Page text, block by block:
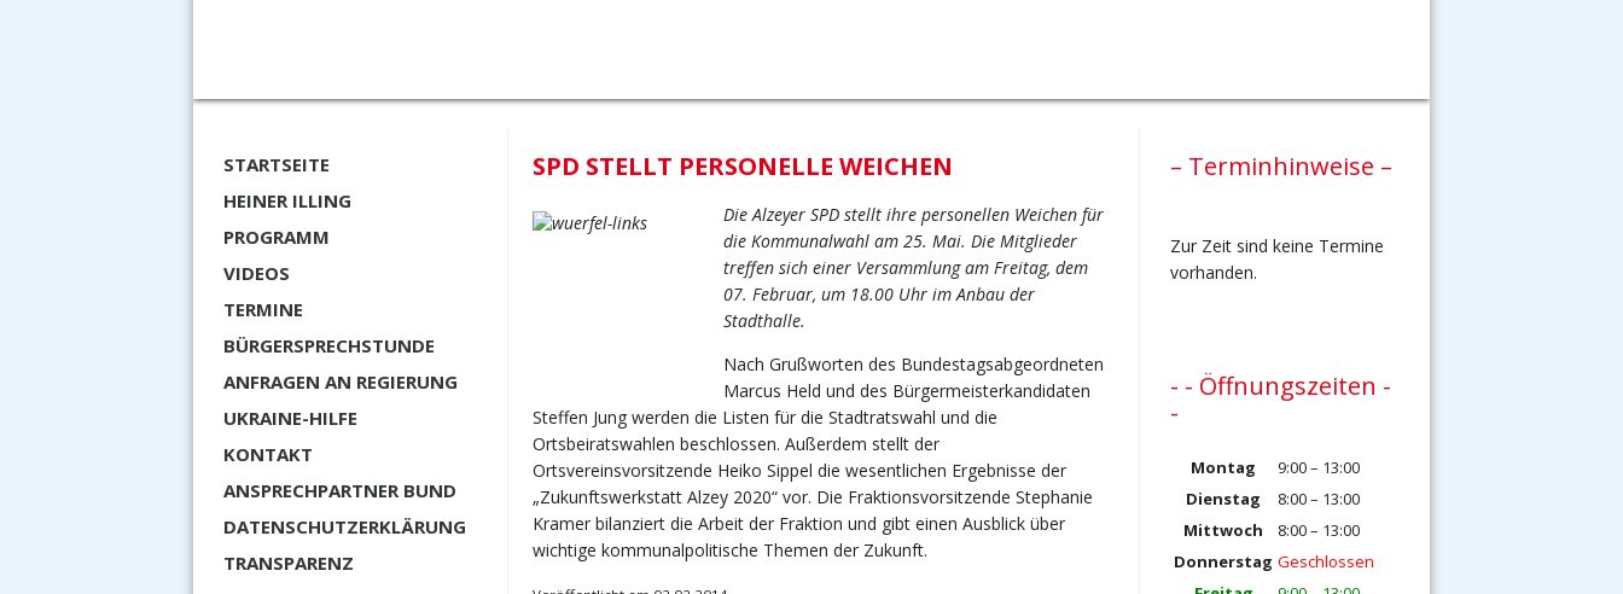
STARTSEITE
HEINER ILLING
PROGRAMM
VIDEOS
TERMINE
BÜRGERSPRECHSTUNDE
ANFRAGEN AN REGIERUNG
UKRAINE-HILFE
KONTAKT
ANSPRECHPARTNER BUND
DATENSCHUTZERKLÄRUNG
TRANSPARENZ
SPD STELLT PERSONELLE WEICHEN
Die Alzeyer SPD stellt ihre personellen Weichen für
die Kommunalwahl am 25. Mai. Die Mitglieder
treffen sich einer Versammlung am Freitag, dem
07. Februar, um 18.00 Uhr im Anbau der
Stadthalle.
Nach Grußworten des Bundestagsabgeordneten
Marcus Held und des Bürgermeisterkandidaten
Steffen Jung werden die Listen für die Stadtratswahl und die
Ortsbeiratswahlen beschlossen. Außerdem stellt der
Ortsvereinsvorsitzende Heiko Sippel die wesentlichen Ergebnisse der
„Zukunftswerkstatt Alzey 2020“ vor. Die Fraktionsvorsitzende Stephanie
Kramer bilanziert die Arbeit der Fraktion und gibt einen Ausblick über
wichtige kommunalpolitische Themen der Zukunft.
– Terminhinweise –
Zur Zeit sind keine Termine
vorhanden.
- - Öffnungszeiten -
-
Montag
9:00 – 13:00
Dienstag
8:00 – 13:00
Mittwoch
8:00 – 13:00
Donnerstag Geschlossen